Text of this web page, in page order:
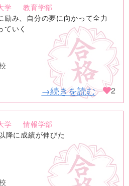
学
教育学部
励み、自分の夢に向かって全力
ていく
→続きを読む 2
学
情報学部
降に成績が伸びた